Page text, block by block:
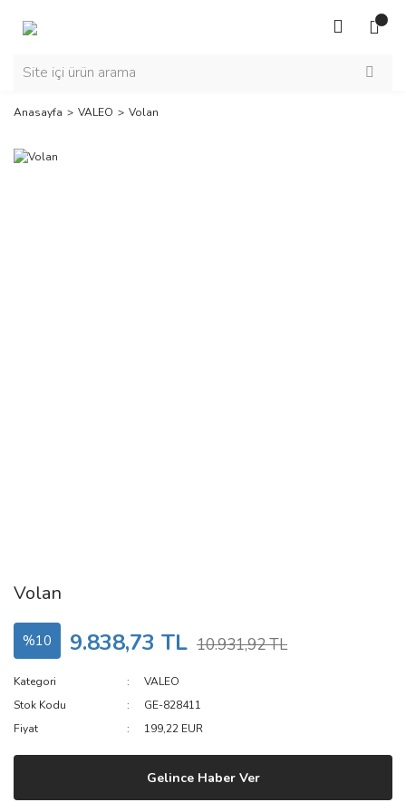
Anasayfa VALEO Volan
Volan
%10 9.838,73 TL 10.931,92 TL
Kategori
VALEO
Stok Kodu
GE-828411
Fiyat
199,22 EUR
Gelince Haber Ver